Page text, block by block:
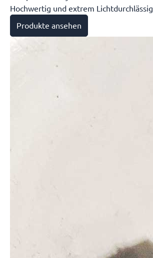
Hochwertig und extrem Lichtdurchlässig
Produkte ansehen